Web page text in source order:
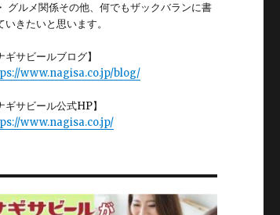
グルメ関係その他、何でもザックバランに書
いきたいと思います。
ギサビールブログ】
www.nagisa.co.jp/blog/
ギサビール公式HP】
www.nagisa.co.jp/